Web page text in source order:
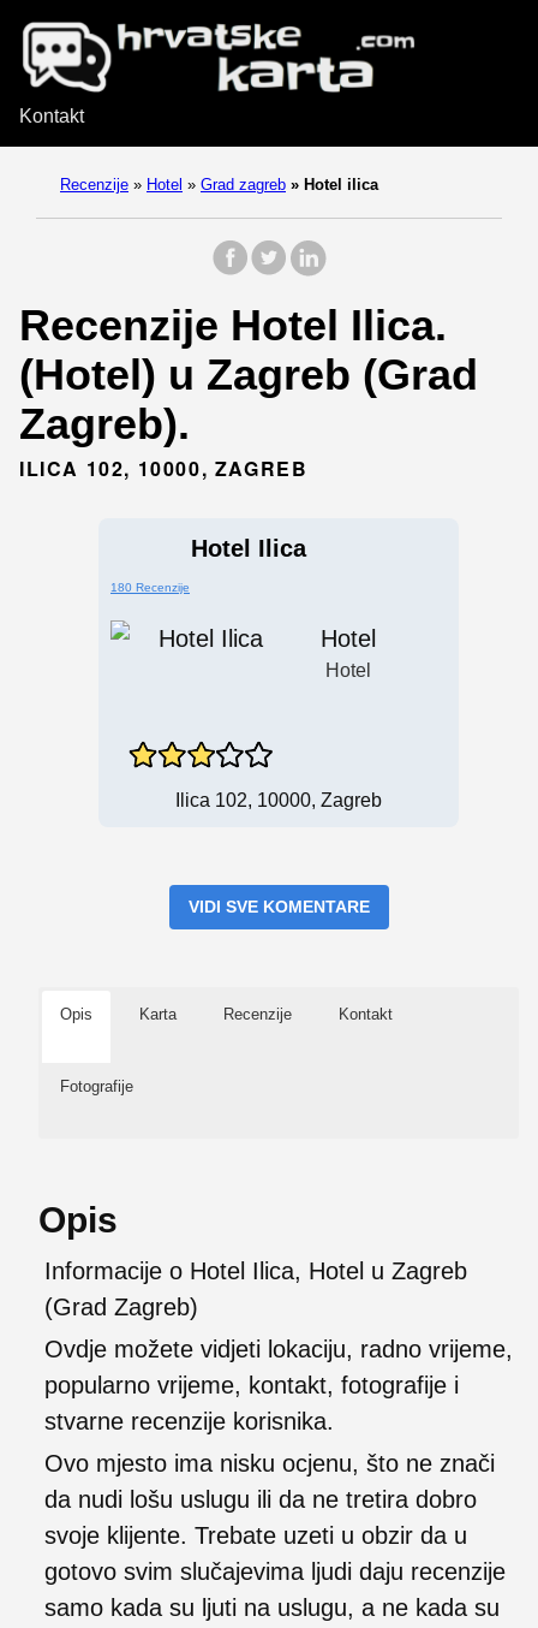
Kontakt
Recenzije » Hotel » Grad zagreb » Hotel ilica
Recenzije Hotel Ilica.
(Hotel) u Zagreb (Grad
Zagreb).
ILICA 102, 10000, ZAGREB
Hotel Ilica
180 Recenzije
Hotel
Hotel
Ilica 102, 10000, Zagreb
VIDI SVE KOMENTARE
Opis Karta Recenzije Kontakt
Fotografije
Opis
Informacije o Hotel Ilica, Hotel u Zagreb
(Grad Zagreb)
Ovdje možete vidjeti lokaciju, radno vrijeme,
popularno vrijeme, kontakt, fotografije i
stvarne recenzije korisnika.
Ovo mjesto ima nisku ocjenu, što ne znači
da nudi lošu uslugu ili da ne tretira dobro
svoje klijente. Trebate uzeti u obzir da u
gotovo svim slučajevima ljudi daju recenzije
samo kada su ljuti na uslugu, a ne kada su